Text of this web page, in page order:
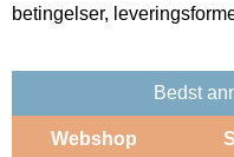
betingelser,
Bedst
Webshop